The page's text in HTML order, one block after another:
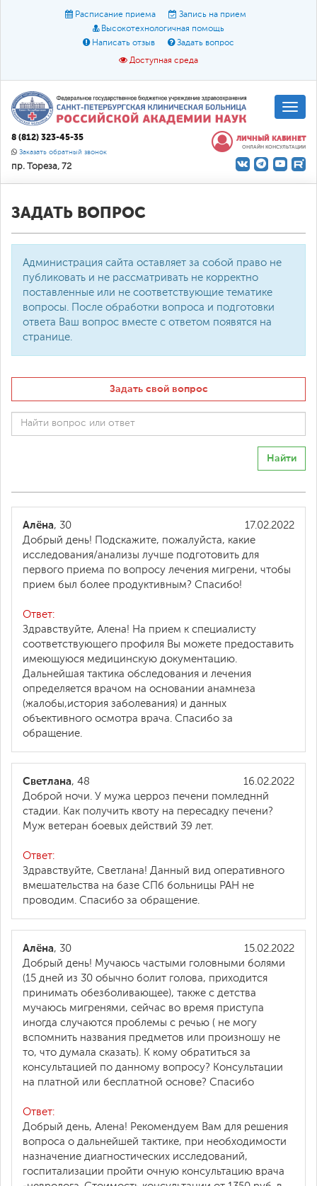
Расписание приема
Запись на прием
Высокотехнологичная помощь
Написать отзыв
Задать вопрос
Доступная среда
Размер шрифта: A A A
Цвет:
О доступной среде
8 (812) 323-45-35
Заказать обратный звонок
пр. Тореза, 72
ЛИЧНЫЙ КАБИНЕТ
ОНЛАЙН КОНСУЛЬТАЦИИ
ЗАДАТЬ ВОПРОС
Администрация сайта оставляет за собой право не
публиковать и не рассматривать не корректно
поставленные или не соответствующие тематике
вопросы. После обработки вопроса и подготовки
ответа Ваш вопрос вместе с ответом появятся на
странице.
Задать свой вопрос
Найти
17.02.2022
Алёна, 30
Добрый день! Подскажите, пожалуйста, какие
исследования/анализы лучше подготовить для
первого приема по вопросу лечения мигрени, чтобы
прием был более продуктивным? Спасибо!
Ответ:
Здравствуйте, Алена! На прием к специалисту
соответствующего профиля Вы можете предоставить
имеющуюся медицинскую документацию.
Дальнейшая тактика обследования и лечения
определяется врачом на основании анамнеза
(жалобы,история заболевания) и данных
объективного осмотра врача. Спасибо за
обращение.
16.02.2022
Светлана, 48
Доброй ночи. У мужа церроз печени помледннй
стадии. Как получить квоту на пересадку печени?
Муж ветеран боевых действий 39 лет.
Ответ:
Здравствуйте, Светлана! Данный вид оперативного
вмешательства на базе СПб больницы РАН не
проводим. Спасибо за обращение.
15.02.2022
Алёна, 30
Добрый день! Мучаюсь частыми головными болями
(15 дней из 30 обычно болит голова, приходится
принимать обезболивающее), также с детства
мучаюсь мигренями, сейчас во время приступа
иногда случаются проблемы с речью ( не могу
вспомнить названия предметов или произношу не
то, что думала сказать). К кому обратиться за
консультацией по данному вопросу? Консультации
на платной или бесплатной основе? Спасибо
Ответ:
Добрый день, Алена! Рекомендуем Вам для решения
вопроса о дальнейшей тактике, при необходимости
назначение диагностических исследований,
госпитализации пройти очную консультацию врача